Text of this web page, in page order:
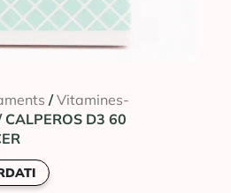
/Vitamines-
CALPEROS D3 60